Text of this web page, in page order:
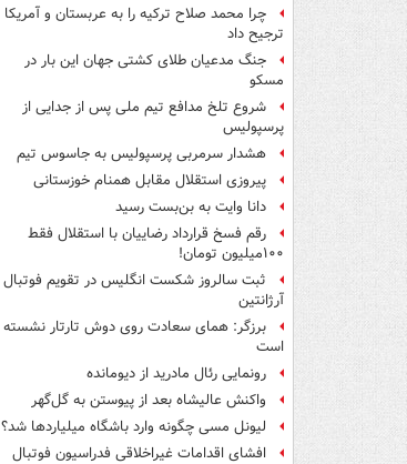
چرا محمد صلاح ترکیه را به عربستان و آمریکا
ترجیح داد
جنگ مدعیان طلای کشتی جهان این بار در
مسکو
شروع تلخ مدافع تیم ملی پس از جدایی از
پرسپولیس
هشدار سرمربی پرسپولیس به جاسوس تیم
پیروزی استقلال مقابل همنام خوزستانی
دانا وایت به بن‌بست رسید
رقم فسخ قرارداد رضاییان با استقلال فقط
۱۰۰میلیون تومان!
ثبت سالروز شکست انگلیس در تقویم فوتبال
آرژانتین
برزگر: همای سعادت روی دوش تارتار نشسته
است
رونمایی رئال مادرید از دیومانده
واکنش عالیشاه بعد از پیوستن به گل‌گهر
لیونل مسی چگونه وارد باشگاه میلیاردها شد؟
افشای اقدامات غیراخلاقی فدراسیون فوتبال